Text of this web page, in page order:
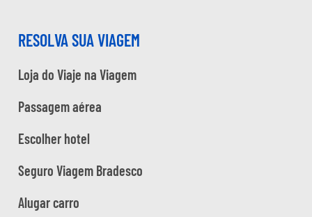
RESOLVA SUA VIAGEM
Loja do Viaje na Viagem
Passagem aérea
Escolher hotel
Seguro Viagem Bradesco
Alugar carro